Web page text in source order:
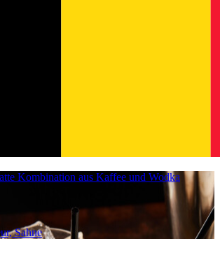
Kombination aus Kaffee und Wodka
Sahne